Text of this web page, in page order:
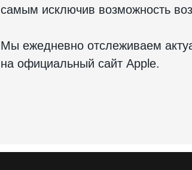
самым исключив возможность
Мы ежедневно отслеживаем
на официальный сайт Apple.